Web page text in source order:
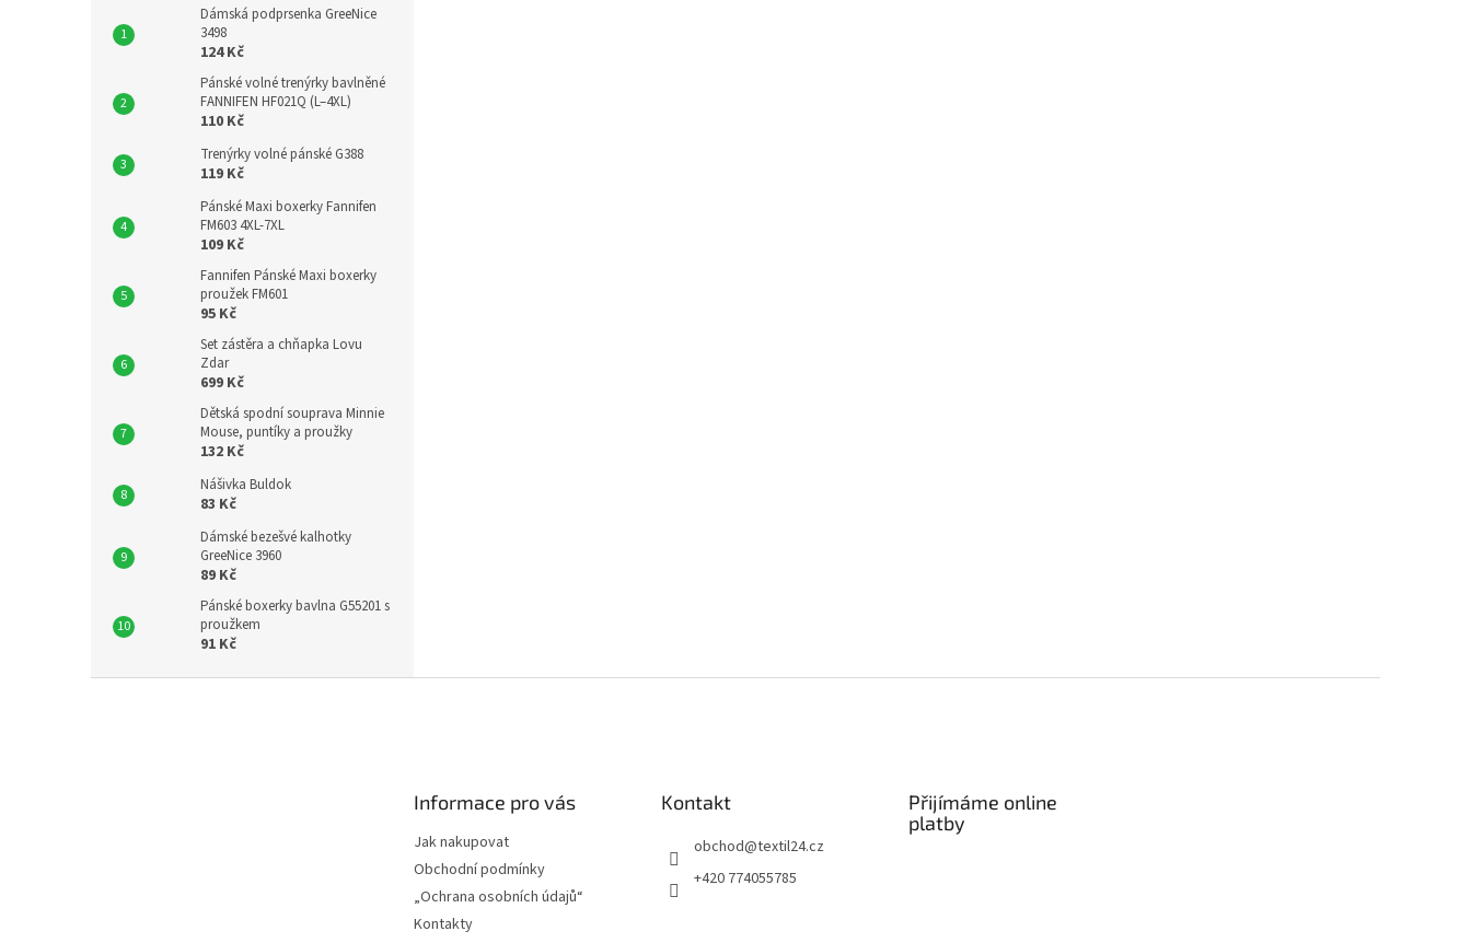
Dámská podprsenka GreeNice
3498
124 Kč
Pánské volné trenýrky bavlněné
FANNIFEN HF021Q (L–4XL)
110 Kč
Trenýrky volné pánské G388
119 Kč
Pánské Maxi boxerky Fannifen
FM603 4XL-7XL
109 Kč
Fannifen Pánské Maxi boxerky
proužek FM601
95 Kč
Set zástěra a chňapka Lovu
Zdar
699 Kč
Dětská spodní souprava Minnie
Mouse, puntíky a proužky
132 Kč
Nášivka Buldok
83 Kč
Dámské bezešvé kalhotky
GreeNice 3960
89 Kč
Pánské boxerky bavlna G55201 s
proužkem
91 Kč
Informace pro vás
Jak nakupovat
Obchodní podmínky
„Ochrana osobních údajů“
Kontakty
Kontakt
obchod@textil24.cz
+420 774055785
Přijímáme online
platby